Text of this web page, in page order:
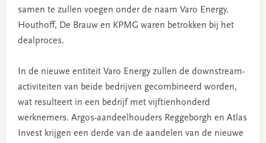
samen te zullen voegen onder de naam Varo Energy.
Houthoff, De Brauw en KPMG waren betrokken bij het
dealproces.
In de nieuwe entiteit Varo Energy zullen de downstream-
activiteiten van beide bedrijven gecombineerd worden,
wat resulteert in een bedrijf met vijftienhonderd
werknemers. Argos-aandeelhouders Reggeborgh en Atlas
Invest krijgen een derde van de aandelen van de nieuwe